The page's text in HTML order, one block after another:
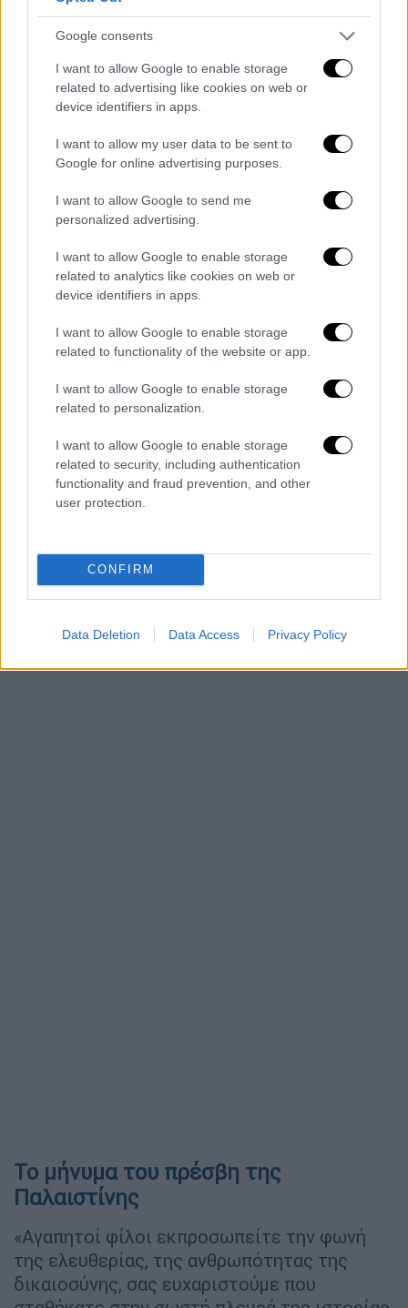
Google consents
I want to allow Google to enable storage
related to advertising like cookies on web or
device identifiers in apps.
I want to allow my user data to be sent to
Google for online advertising purposes.
I want to allow Google to send me
personalized advertising.
I want to allow Google to enable storage
related to analytics like cookies on web or
device identifiers in apps.
I want to allow Google to enable storage
related to functionality of the website or app.
I want to allow Google to enable storage
related to personalization.
I want to allow Google to enable storage
related to security, including authentication
functionality and fraud prevention, and other
user protection.
CONFIRM
Data Deletion Data Access Privacy Policy
βρίσκονταν στην Τεχνόπολη όταν στην
σκηνή ανέβηκε η Χάρις Αλεξίου και αντί
τραγουδιού διάβασε το ποίημα «Σιωπή» του
Μοχάμεντ Ζακάρια, ηλεκτρίζοντας την
ατμόσφαιρα και κάνοντας το πλήθος να
συγκινηθεί.
Αντιπολεμική συναυλία για την Παλαιστίνη στην Τεχνόπολη
Την συναυλία έκλεισε ηΝατάσα Μποφίλιου
και πλήθος άλλων ηθοποιών και
καλλιτεχνών ερμηνεύοντας το τραγούδι του
Το μήνυμα του πρέσβη της
Παλαιστίνης
«Αγαπητοί φίλοι εκπροσωπείτε την φωνή
της ελευθερίας, της ανθρωπότητας της
δικαιοσύνης, σας ευχαριστούμε που